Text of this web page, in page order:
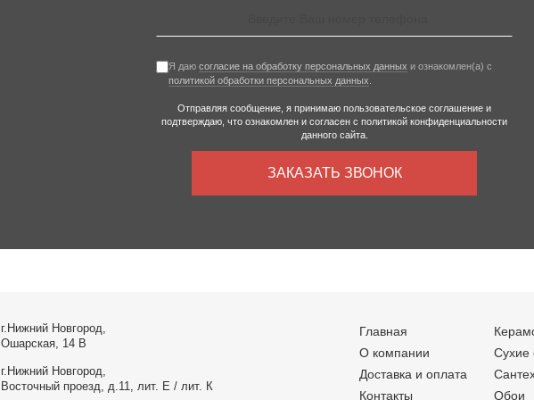
Я даю согласие на обработку персональных данных и ознакомлен(а) с
политикой обработки персональных данных
Отправляя сообщение, я принимаю пользовательское соглашение и
подтверждаю, что ознакомлен и согласен с политикой конфиденциальности
данного сайта.
ЗАКАЗАТЬ ЗВОНОК
г.Нижний Новгород,
Ошарская, 14 В
г.Нижний Новгород,
Восточный проезд, д.11, лит. Е / лит. К
Главная
О компании
Доставка и оплата
Контакты
Сухие
Обои